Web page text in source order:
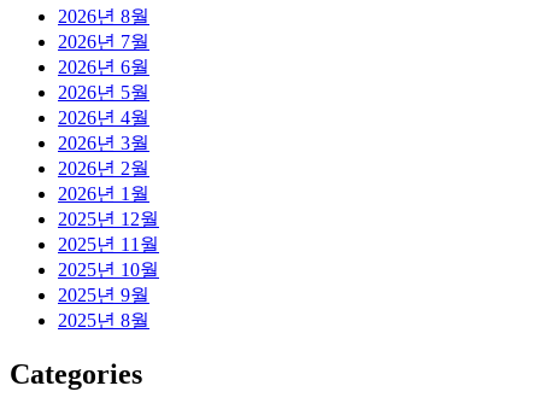
2026년 8월
2026년 7월
2026년 6월
2026년 5월
2026년 4월
2026년 3월
2026년 2월
2026년 1월
2025년 12월
2025년 11월
2025년 10월
2025년 9월
2025년 8월
Categories